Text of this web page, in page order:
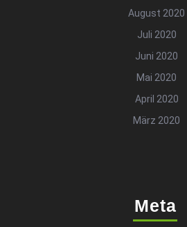
August 2020
Juli 2020
Juni 2020
Mai 2020
April 2020
März 2020
Meta